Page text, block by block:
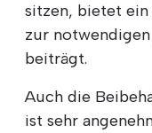
sitzen, bietet
zur
beiträgt.
Auch die
ist sehr